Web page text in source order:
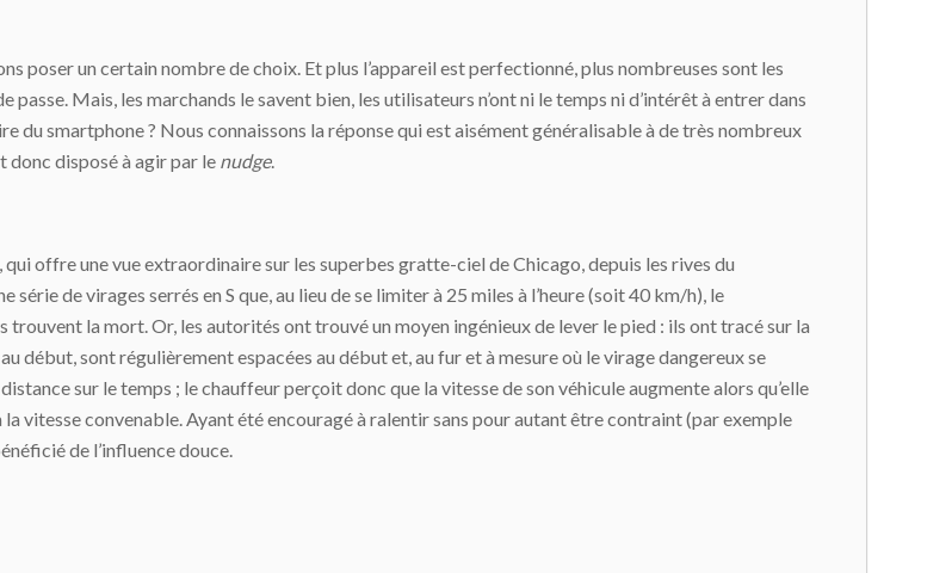
poser un certain nombre de choix. Et plus l’appareil est perfectionné, plus nombreuses sont les
passe. Mais, les marchands le savent bien, les utilisateurs n’ont ni le temps ni d’intérêt à entrer dans
smartphone ? Nous connaissons la réponse qui est aisément généralisable à de très nombreux
donc disposé à agir par le nudge.
qui offre une vue extraordinaire sur les superbes gratte-ciel de Chicago, depuis les rives du
série de virages serrés en S que, au lieu de se limiter à 25 miles à l’heure (soit 40 km/h), le
la mort. Or, les autorités ont trouvé un moyen ingénieux de lever le pied : ils ont tracé sur la
début, sont régulièrement espacées au début et, au fur et à mesure où le virage dangereux se
sur le temps ; le chauffeur perçoit donc que la vitesse de son véhicule augmente alors qu’elle
vitesse convenable. Ayant été encouragé à ralentir sans pour autant être contraint (par exemple
de l’influence douce.